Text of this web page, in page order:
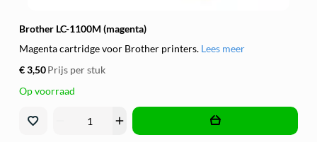
Brother LC-1100M (magenta)
Magenta cartridge voor Brother printers. Lees meer
€ 3,50Prijs per stuk
Op voorraad
add